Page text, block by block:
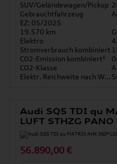
SUV/Geländewagen/Pickup
Gebrauchtfahrzeug
EZ: 05/2025
19.570 km
Elektro
Stromverbrauch kombiniert
CO2-Emission kombiniert¹
CO2-Klasse
A
Elektr. Reichweite nach WLTP*
Audi SQ5 TDI qu
LUFT STHZG PANO
56.890,00 €